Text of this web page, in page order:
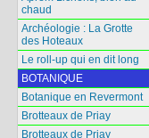
chaud
Archéologie : La Grotte
des Hoteaux
Le roll-up qui en dit long
BOTANIQUE
Botanique en Revermont
Brotteaux de Priay
Brotteaux de Priay